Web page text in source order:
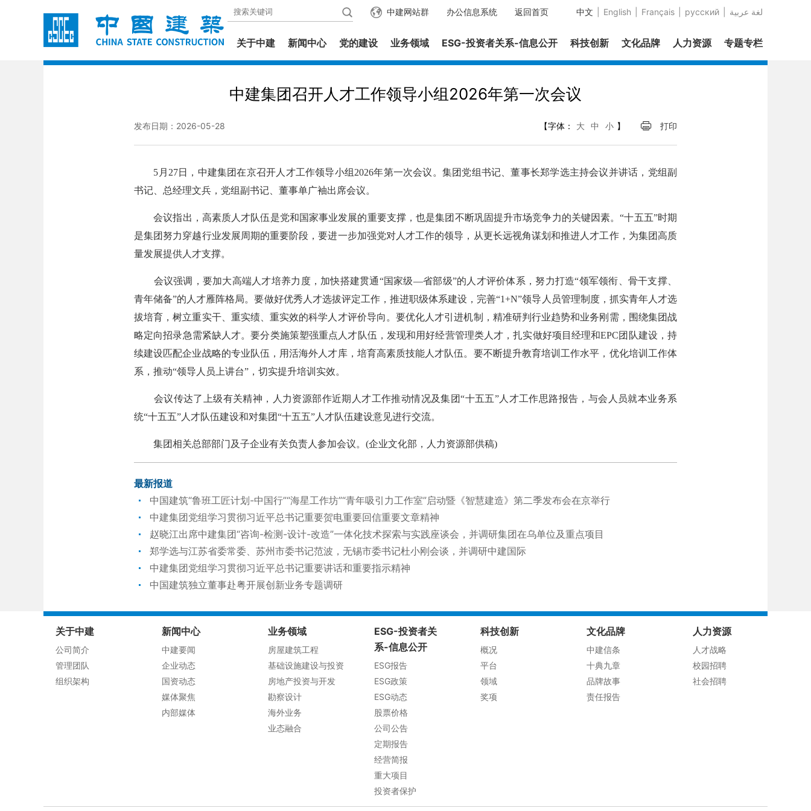
中文 English Français русский عربية‎ لغة 返回首页
办公信息系统
中建网站群
关于中建 新闻中心 党的建设 业务领域 ESG-投资者关系-信息公开 科技创新 文化品牌 人力资源 专题专栏
中建集团召开人才工作领导小组2026年第一次会议
发布日期：2026-05-28 【字体： 大 中 小 】 打印
5月27日，中建集团在京召开人才工作领导小组2026年第一次会议。集团党组书记、董事长郑学选主持会议并讲话，党组副
书记、总经理文兵，党组副书记、董事单广袖出席会议。
会议指出，高素质人才队伍是党和国家事业发展的重要支撑，也是集团不断巩固提升市场竞争力的关键因素。“十五五”时期
是集团努力穿越行业发展周期的重要阶段，要进一步加强党对人才工作的领导，从更长远视角谋划和推进人才工作，为集团高质
量发展提供人才支撑。
会议强调，要加大高端人才培养力度，加快搭建贯通“国家级—省部级”的人才评价体系，努力打造“领军领衔、骨干支撑、
青年储备”的人才雁阵格局。要做好优秀人才选拔评定工作，推进职级体系建设，完善“1+N”领导人员管理制度，抓实青年人才选
拔培育，树立重实干、重实绩、重实效的科学人才评价导向。要优化人才引进机制，精准研判行业趋势和业务刚需，围绕集团战
略定向招录急需紧缺人才。要分类施策塑强重点人才队伍，发现和用好经营管理类人才，扎实做好项目经理和EPC团队建设，持
续建设匹配企业战略的专业队伍，用活海外人才库，培育高素质技能人才队伍。要不断提升教育培训工作水平，优化培训工作体
系，推动“领导人员上讲台”，切实提升培训实效。
会议传达了上级有关精神，人力资源部作近期人才工作推动情况及集团“十五五”人才工作思路报告，与会人员就本业务系
统“十五五”人才队伍建设和对集团“十五五”人才队伍建设意见进行交流。
集团相关总部部门及子企业有关负责人参加会议。(企业文化部，人力资源部供稿)
最新报道
中国建筑“鲁班工匠计划-中国行”“海星工作坊”“青年吸引力工作室”启动暨《智慧建造》第二季发布会在京举行
中建集团党组学习贯彻习近平总书记重要贺电重要回信重要文章精神
赵晓江出席中建集团“咨询-检测-设计-改造”一体化技术探索与实践座谈会，并调研集团在乌单位及重点项目
郑学选与江苏省委常委、苏州市委书记范波，无锡市委书记杜小刚会谈，并调研中建国际
中建集团党组学习贯彻习近平总书记重要讲话和重要指示精神
中国建筑独立董事赴粤开展创新业务专题调研
关于中建
公司简介
管理团队
组织架构
新闻中心
中建要闻
企业动态
国资动态
媒体聚焦
内部媒体
业务领域
房屋建筑工程
基础设施建设与投资
房地产投资与开发
勘察设计
海外业务
业态融合
ESG-投资者关
系-信息公开
ESG报告
ESG政策
ESG动态
股票价格
公司公告
定期报告
经营简报
重大项目
投资者保护
科技创新
概况
平台
领域
奖项
文化品牌
中建信条
十典九章
品牌故事
责任报告
人力资源
人才战略
校园招聘
社会招聘